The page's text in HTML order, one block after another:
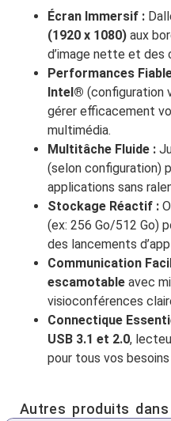
Écran Immersif :
(1920 x 1080) aux
d’image nette et des
Performances
Intel® (configuration
gérer efficacement
multimédia.
Multitâche Fluide :
(selon configuration)
applications sans
Stockage Réactif :
(ex: 256 Go/512 Go)
des lancements
Communication
escamotable avec
visioconférences
Connectique
USB 3.1 et 2.0,
pour tous vos
Autres produits